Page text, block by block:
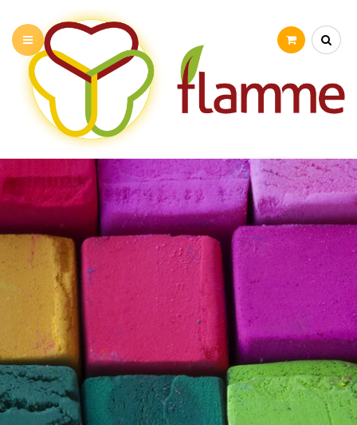
PRÉSENTATION NOS ATELIERS
STAGE VACANCES
NOUVEAUTÉ: PARENTALITE